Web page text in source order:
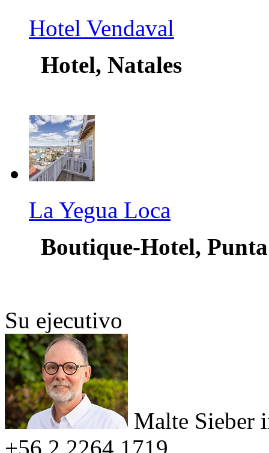
Hotel Vendaval
Hotel, Natales
La Yegua Loca
Boutique-Hotel,
Su ejecutivo
Malte Sieber